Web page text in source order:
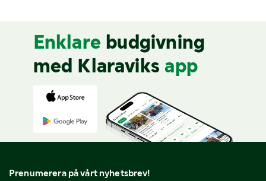
Enklare budgivning
med Klaraviks app
Prenumerera på vårt nyhetsbrev!